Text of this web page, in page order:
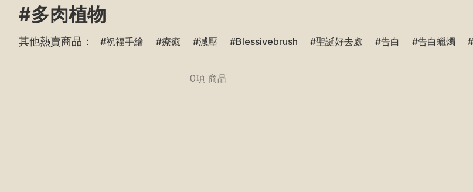
#多肉植物
其他熱賣商品： 祝福手繪 療癒 減壓 Blessivebrush 聖誕好去處 告白 告白蠟燭
0項 商品